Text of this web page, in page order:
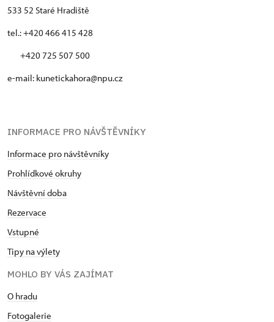
533 52 Staré Hradiště
tel.: +420 466 415 428
+420 725 507 500
e-mail: kunetickahora@npu.cz
INFORMACE PRO NÁVŠTĚVNÍKY
Informace pro návštěvníky
Prohlídkové okruhy
Návštěvní doba
Rezervace
Vstupné
Tipy na výlety
MOHLO BY VÁS ZAJÍMAT
O hradu
Fotogalerie